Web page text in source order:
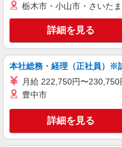
禁煙（喫煙
契約社員
REGAL SHOES 銀座数寄屋
REGALの
月給
よる （一律
ヶ月） 時
5,000円／
東京都
1F
栃木市・小山市・さいた
詳細を見る
本社総務・経理（正社員）※
月給 222,750円〜230,750
豊中市
詳細を見る